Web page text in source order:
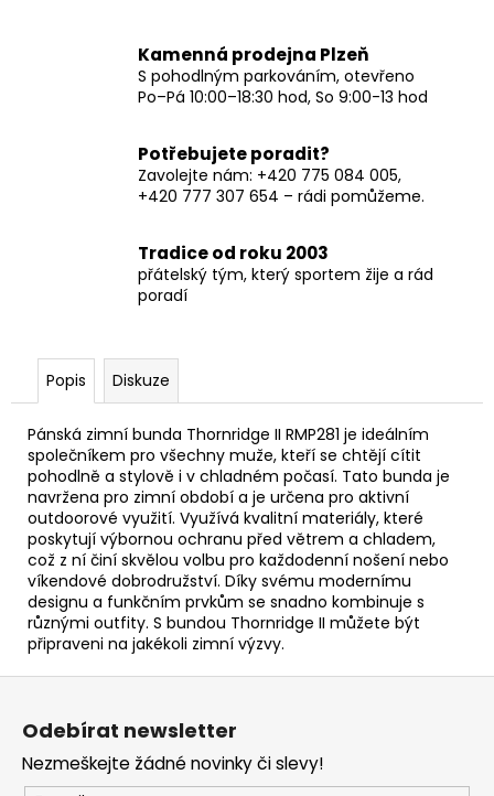
Kamenná prodejna Plzeň
S pohodlným parkováním, otevřeno
Po–Pá 10:00–18:30 hod, So 9:00-13 hod
Potřebujete poradit?
Zavolejte nám: +420 775 084 005,
+420 777 307 654 – rádi pomůžeme.
Tradice od roku 2003
přátelský tým, který sportem žije a rád
poradí
Popis Diskuze
Pánská zimní bunda Thornridge II RMP281 je ideálním
společníkem pro všechny muže, kteří se chtějí cítit
pohodlně a stylově i v chladném počasí. Tato bunda je
navržena pro zimní období a je určena pro aktivní
outdoorové využití. Využívá kvalitní materiály, které
poskytují výbornou ochranu před větrem a chladem,
což z ní činí skvělou volbu pro každodenní nošení nebo
víkendové dobrodružství. Díky svému modernímu
designu a funkčním prvkům se snadno kombinuje s
různými outfity. S bundou Thornridge II můžete být
připraveni na jakékoli zimní výzvy.
Z
Odebírat newsletter
Nezmeškejte žádné novinky či slevy!